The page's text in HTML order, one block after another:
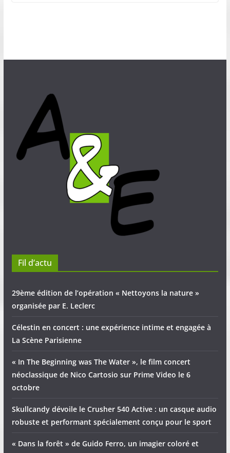
Fil d’actu
29ème édition de l’opération « Nettoyons la nature »
organisée par E. Leclerc
Célestin en concert : une expérience intime et engagée à
La Scène Parisienne
« In The Beginning was The Water », le film concert
néoclassique de Nico Cartosio sur Prime Video le 6
octobre
Skullcandy dévoile le Crusher 540 Active : un casque audio
robuste et performant spécialement conçu pour le sport
« Dans la forêt » de Guido Ferro, un imagier coloré et